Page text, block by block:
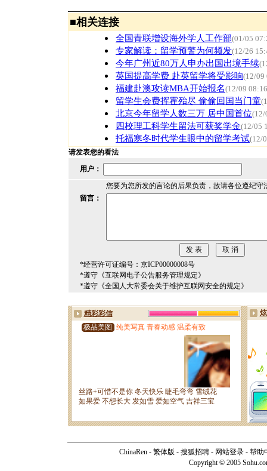
■相关连接
全国青联增设海外学人工作部(01/05
专家解读：留学预警为何频发(12/26
今年广州近80万人申办出国出境手续
英国提高学费 赴英留学将受影响(12/09
福建赴澳攻读MBA开始报名(12/09
留学生会费挥霍殆尽 偷偷回国当门童
北京今年留学人数三万 居中国首位(12/
四校理工科学生留法可获奖学金(12/05
托福寒冬时代学生眼中的留学考试(12/
请发表您的看法
用户：
您要为您所发的言论的后果负责，故请各位遵纪守
留言：
*经营许可证编号：京ICP00000008号
*遵守《互联网电子公告服务管理规定》
*遵守《全国人大常委会关于维护互联网安全的规定》
ChinaRen - 繁体版 - 搜狐招聘 - 网站登录 - 帮助
Copyright © 2005